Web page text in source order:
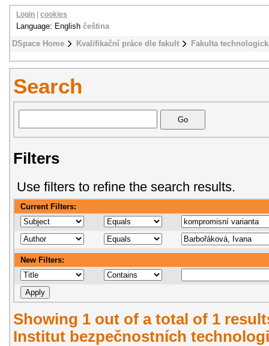
DSpace Home Kvalifikační práce dle fakult Fakulta
Login cookies
Language: English čeština
Search
Filters
Use filters to refine the search results.
Current Filters:
New Filters:
Showing 1 out of a total of 1
Institut bezpečnostních